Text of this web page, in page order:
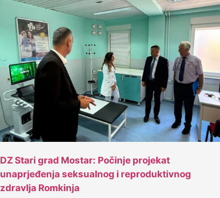
DZ Stari grad Mostar: Počinje projekat
unaprjeđenja seksualnog i reproduktivnog
zdravlja Romkinja